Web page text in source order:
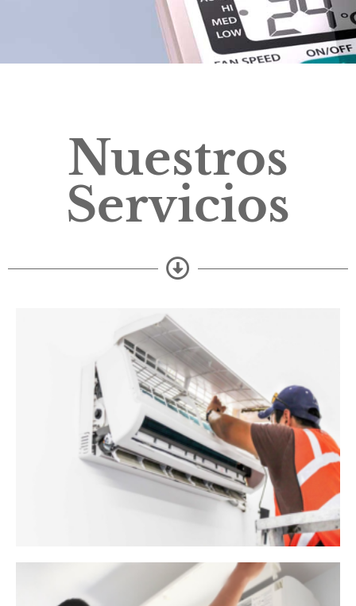
Nuestros
Servicios